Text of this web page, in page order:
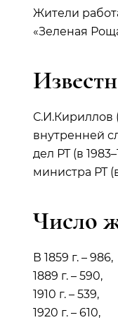
Жители
«Зеленая
С.И.Кириллов
внутренней
дел РТ (в
министра РТ (в
Число
В 1859 г. – 986,
1889 г. – 590,
1910 г. – 539,
1920 г. – 610,